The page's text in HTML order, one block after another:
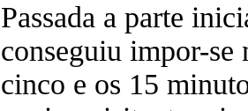
Passada a parte
conseguiu impor-se
cinco e os 15